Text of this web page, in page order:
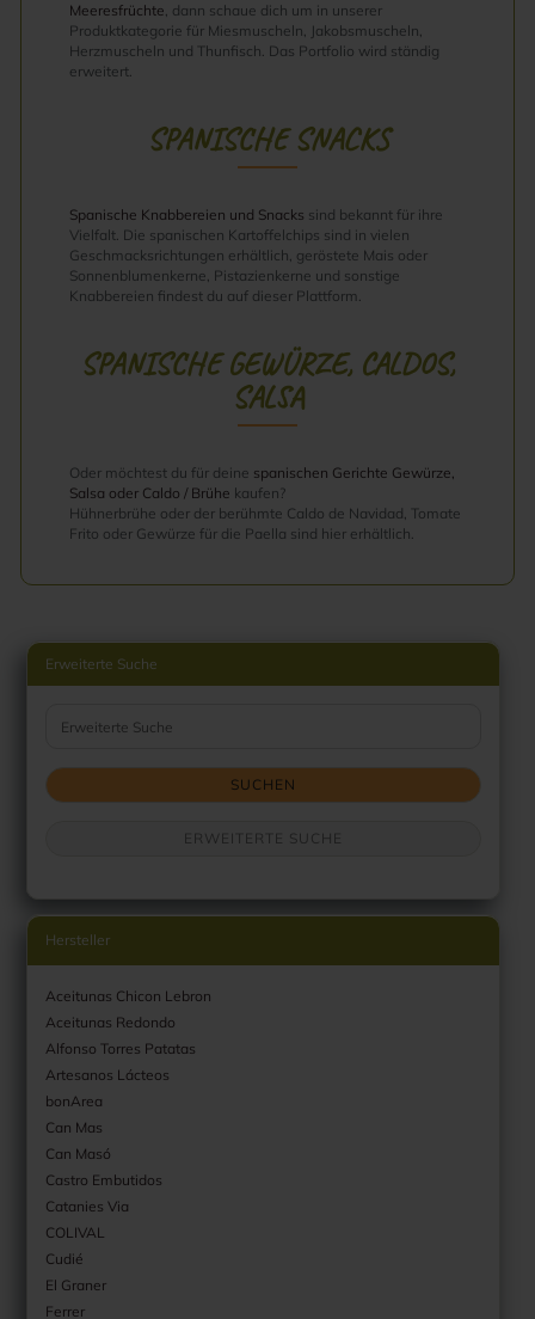
Meeresfrüchte, dann schaue dich um in unserer
Produktkategorie für Miesmuscheln, Jakobsmuscheln,
Herzmuscheln und Thunfisch. Das Portfolio wird ständig
erweitert.
SPANISCHE SNACKS
Spanische Knabbereien und Snacks sind bekannt für ihre
Vielfalt. Die spanischen Kartoffelchips sind in vielen
Geschmacksrichtungen erhältlich, geröstete Mais oder
Sonnenblumenkerne, Pistazienkerne und sonstige
Knabbereien findest du auf dieser Plattform.
SPANISCHE GEWÜRZE, CALDOS,
SALSA
Oder möchtest du für deine spanischen Gerichte Gewürze,
Salsa oder Caldo / Brühe kaufen?
Hühnerbrühe oder der berühmte Caldo de Navidad, Tomate
Frito oder Gewürze für die Paella sind hier erhältlich.
Erweiterte Suche
SUCHEN
ERWEITERTE SUCHE
Hersteller
Aceitunas Chicon Lebron
Aceitunas Redondo
Alfonso Torres Patatas
Artesanos Lácteos
bonArea
Can Mas
Can Masó
Castro Embutidos
Catanies Via
COLIVAL
Cudié
El Graner
Ferrer